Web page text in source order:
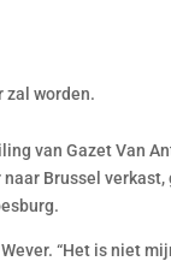
zal worden.
van Gazet Van
Brussel
“Het is niet